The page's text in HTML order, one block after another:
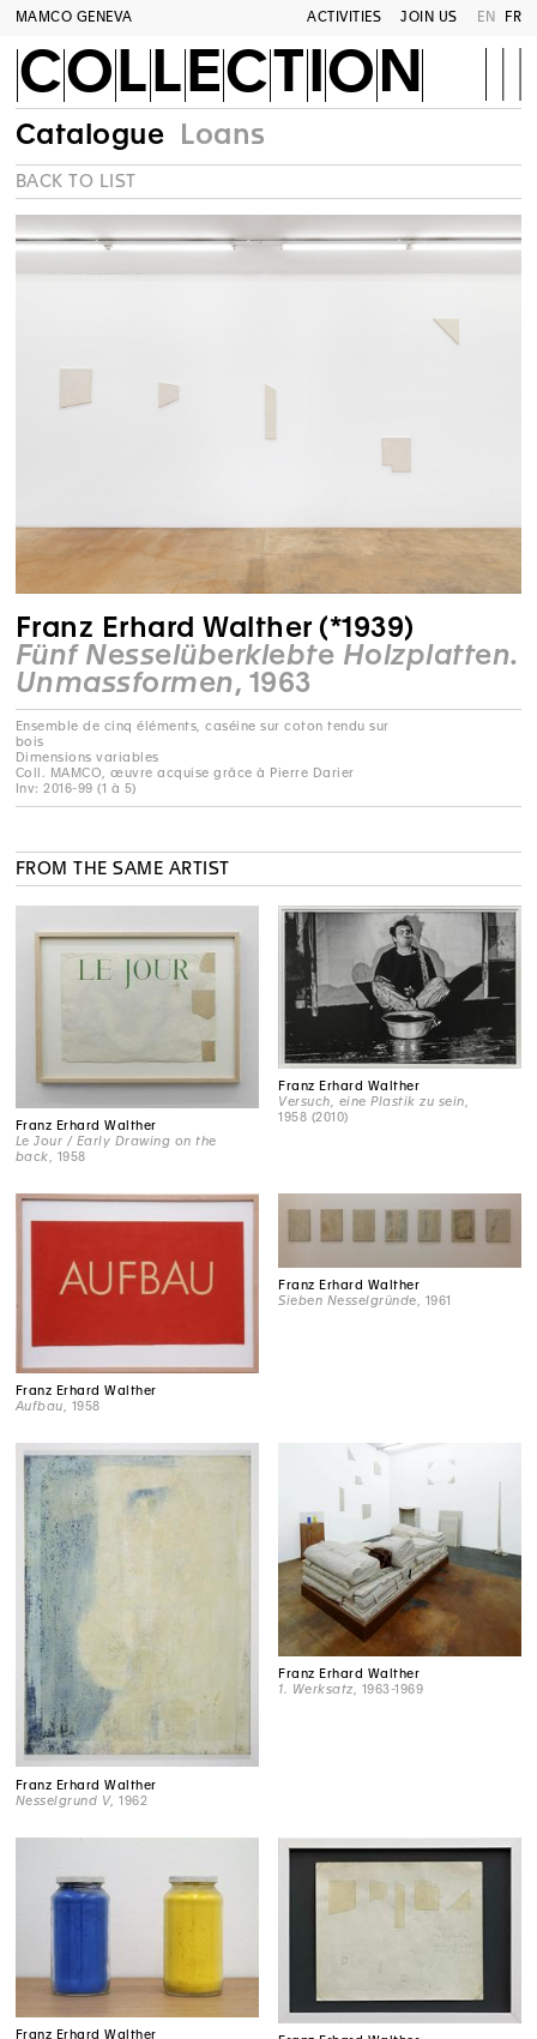
MAMCO GENEVA ACTIVITIES JOIN US EN FR
COLLECTION
Catalogue Loans
BACK TO LIST
Franz Erhard Walther (*1939)
Fünf Nesselüberklebte Holzplatten.
Unmassformen, 1963
Ensemble de cinq éléments, caséine sur coton tendu sur
bois
Dimensions variables
Coll. MAMCO, œuvre acquise grâce à Pierre Darier
Inv: 2016-99 (1 à 5)
FROM THE SAME ARTIST
Franz Erhard Walther
Le Jour / Early Drawing on the
back , 1958
Franz Erhard Walther
Versuch, eine Plastik zu sein
1958 (2010)
Franz Erhard Walther
Aufbau , 1958
Franz Erhard Walther
Sieben Nesselgründe , 1961
Franz Erhard Walther
Nesselgrund V, 1962
Franz Erhard Walther
1. Werksatz , 1963-1969
Franz Erhard Walther